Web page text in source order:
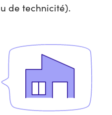
de technicité).